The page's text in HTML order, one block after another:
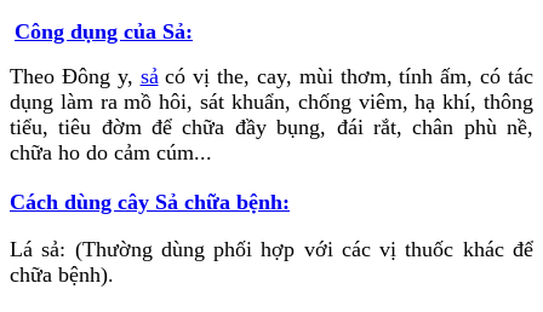
Công dụng của Sả:
Theo Đông y, sả có vị the, cay, mùi thơm, tính ấm, có tác
dụng làm ra mồ hôi, sát khuẩn, chống viêm, hạ khí, thông
tiểu, tiêu đờm để chữa đầy bụng, đái rắt, chân phù nề,
chữa ho do cảm cúm...
Cách dùng cây Sả chữa bệnh:
Lá sả: (Thường dùng phối hợp với các vị thuốc khác để
chữa bệnh).